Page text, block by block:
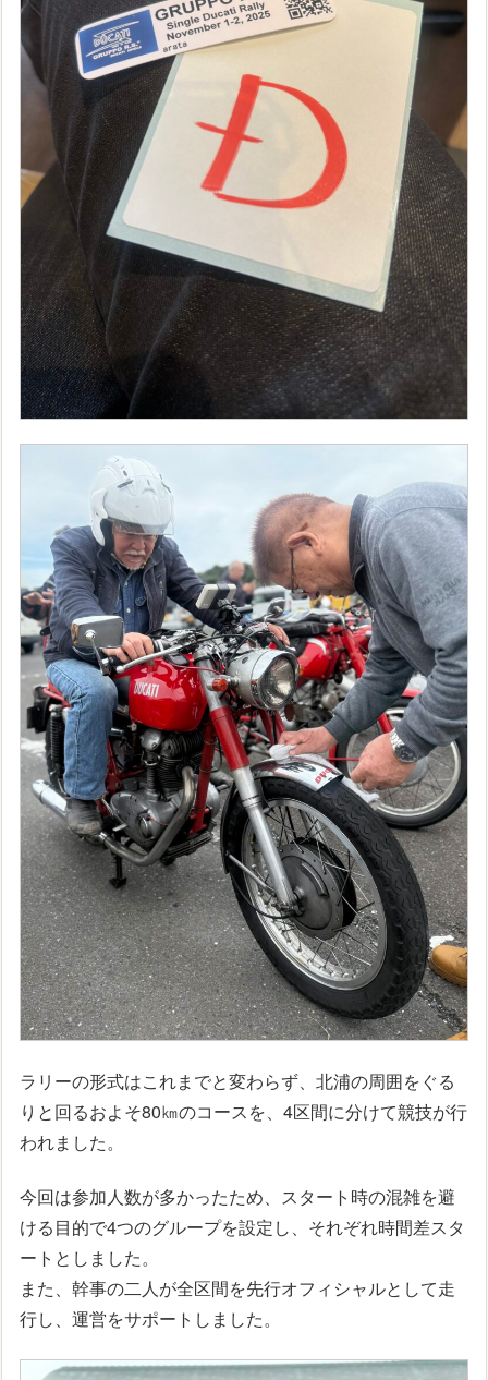
ラリーの形式はこれまでと変わらず、北浦の周囲をぐる
りと回るおよそ80㎞のコースを、4区間に分けて競技が行
われました。
今回は参加人数が多かったため、スタート時の混雑を避
ける目的で4つのグループを設定し、それぞれ時間差スタ
ートとしました。
また、幹事の二人が全区間を先行オフィシャルとして走
行し、運営をサポートしました。